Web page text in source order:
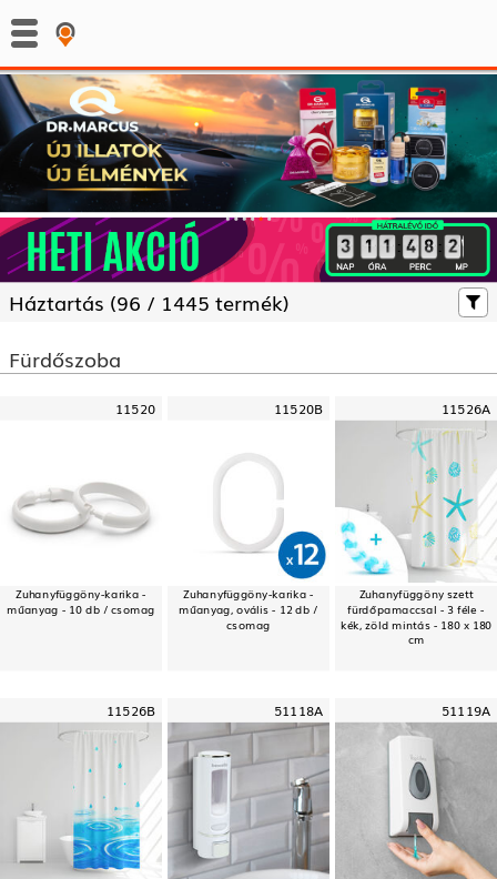
: :
Háztartás (96 / 1445 termék)
Fürdőszoba
11520
Zuhanyfüggöny-karika -
műanyag - 10 db / csomag
11520B
Zuhanyfüggöny-karika -
műanyag, ovális - 12 db /
csomag
11526A
Zuhanyfüggöny szett
fürdőpamaccsal - 3 féle -
kék, zöld mintás - 180 x 180
cm
11526B 51118A 51119A